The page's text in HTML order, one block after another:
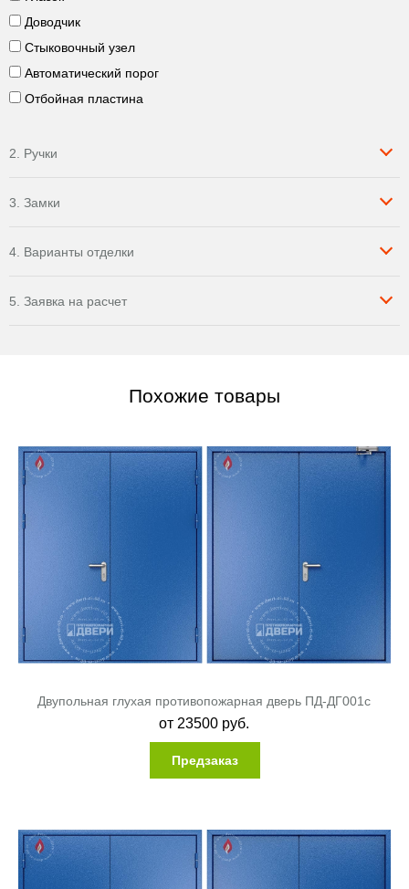
Доводчик
Стыковочный узел
Автоматический порог
Отбойная пластина
2. Ручки
3. Замки
4. Варианты отделки
5. Заявка на расчет
Похожие товары
Двупольная глухая противопожарная дверь ПД-ДГ001c
от 23500 руб.
Предзаказ